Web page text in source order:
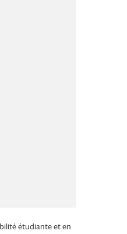
étudiante et en